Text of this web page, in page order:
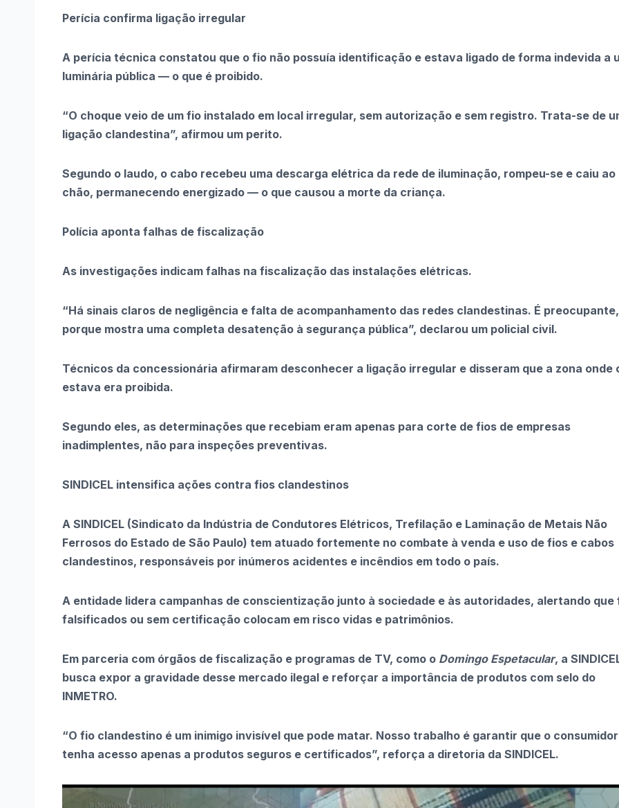
Perícia confirma ligação irregular
A perícia técnica constatou que o fio não possuía identificação e estava ligado de forma indevida a
luminária pública — o que é proibido.
“O choque veio de um fio instalado em local irregular, sem autorização e sem registro. Trata-se de
ligação clandestina”, afirmou um perito.
Segundo o laudo, o cabo recebeu uma descarga elétrica da rede de iluminação, rompeu-se e caiu ao
chão, permanecendo energizado — o que causou a morte da criança.
Polícia aponta falhas de fiscalização
As investigações indicam falhas na fiscalização das instalações elétricas.
“Há sinais claros de negligência e falta de acompanhamento das redes clandestinas. É preocupante,
porque mostra uma completa desatenção à segurança pública”, declarou um policial civil.
Técnicos da concessionária afirmaram desconhecer a ligação irregular e disseram que a zona onde
estava era proibida.
Segundo eles, as determinações que recebiam eram apenas para corte de fios de empresas
inadimplentes, não para inspeções preventivas.
SINDICEL intensifica ações contra fios clandestinos
A SINDICEL (Sindicato da Indústria de Condutores Elétricos, Trefilação e Laminação de Metais Não
Ferrosos do Estado de São Paulo) tem atuado fortemente no combate à venda e uso de fios e cabos
clandestinos, responsáveis por inúmeros acidentes e incêndios em todo o país.
A entidade lidera campanhas de conscientização junto à sociedade e às autoridades, alertando que
falsificados ou sem certificação colocam em risco vidas e patrimônios.
Em parceria com órgãos de fiscalização e programas de TV, como o Domingo Espetacular, a
busca expor a gravidade desse mercado ilegal e reforçar a importância de produtos com selo do
INMETRO.
“O fio clandestino é um inimigo invisível que pode matar. Nosso trabalho é garantir que o consumidor
tenha acesso apenas a produtos seguros e certificados”, reforça a diretoria da SINDICEL.